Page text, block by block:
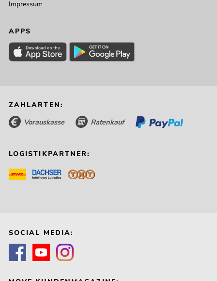
Impressum
APPS
ZAHLARTEN:
Vorauskasse Ratenkauf
LOGISTIKPARTNER:
SOCIAL MEDIA: